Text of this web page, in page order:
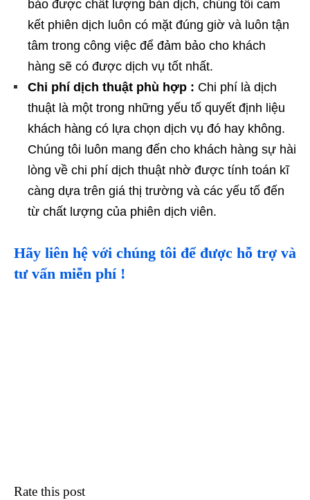
bảo được chất lượng bản dịch, chúng tôi cam
kết phiên dịch luôn có mặt đúng giờ và luôn tận
tâm trong công việc để đảm bảo cho khách
hàng sẽ có được dịch vụ tốt nhất.
Chi phí dịch thuật phù hợp : Chi phí là dịch
thuật là một trong những yếu tố quyết định liệu
khách hàng có lựa chọn dịch vụ đó hay không.
Chúng tôi luôn mang đến cho khách hàng sự hài
lòng về chi phí dịch thuật nhờ được tính toán kĩ
càng dựa trên giá thị trường và các yếu tố đến
từ chất lượng của phiên dịch viên.
Hãy liên hệ với chúng tôi để được hỗ trợ và
tư vấn miễn phí !
Rate this post